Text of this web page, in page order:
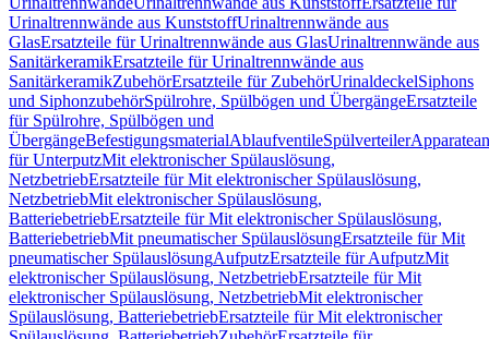
Urinaltrennwände aus KunststoffUrinaltrennwände aus
GlasErsatzteile für Urinaltrennwände aus GlasUrinaltrennwände aus
SanitärkeramikErsatzteile für Urinaltrennwände aus
SanitärkeramikZubehörErsatzteile für ZubehörUrinaldeckelSiphons
und SiphonzubehörSpülrohre, Spülbögen und ÜbergängeErsatzteile
für Spülrohre, Spülbögen und
ÜbergängeBefestigungsmaterialAblaufventileSpülverteiler
für UnterputzMit elektronischer Spülauslösung,
NetzbetriebErsatzteile für Mit elektronischer Spülauslösung,
NetzbetriebMit elektronischer Spülauslösung,
BatteriebetriebErsatzteile für Mit elektronischer Spülauslösung,
BatteriebetriebMit pneumatischer SpülauslösungErsatzteile für Mit
pneumatischer SpülauslösungAufputzErsatzteile für AufputzMit
elektronischer Spülauslösung, NetzbetriebErsatzteile für Mit
elektronischer Spülauslösung, NetzbetriebMit elektronischer
Spülauslösung, BatteriebetriebErsatzteile für Mit elektronischer